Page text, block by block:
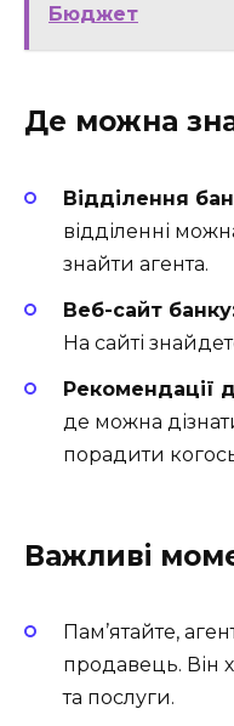
Бюджет
Де можна
Відділення
відділенні
знайти агента.
Веб-сайт
На сайті
Рекомендації
де можна
порадити
Важливі
Пам’ятайте,
продавець. Він
та послуги.